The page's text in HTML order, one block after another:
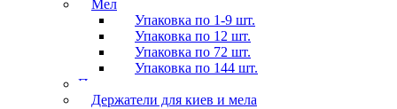
Мел
Упаковка по 1-9 шт.
Упаковка по 12 шт.
Упаковка по 72 шт.
Упаковка по 144 шт.
Перчатки
Держатели для киев и мела